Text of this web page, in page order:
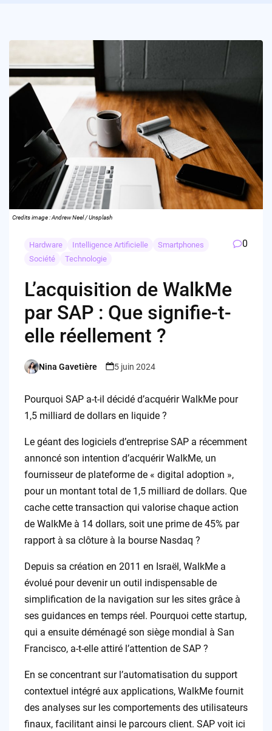
Credits image : Andrew Neel / Unsplash
Hardware Intelligence Artificielle
Smartphones
Société
Technologie
0
L’acquisition de WalkMe
par SAP : Que signifie-t-
elle réellement ?
Posted
Nina Gavetière 5 juin 2024
Pourquoi SAP a-t-il décidé d’acquérir WalkMe pour
1,5 milliard de dollars en liquide ?
Le géant des logiciels d’entreprise SAP a récemment
annoncé son intention d’acquérir WalkMe, un
fournisseur de plateforme de « digital adoption »,
pour un montant total de 1,5 milliard de dollars. Que
cache cette transaction qui valorise chaque action
de WalkMe à 14 dollars, soit une prime de 45% par
rapport à sa clôture à la bourse Nasdaq ?
Depuis sa création en 2011 en Israël, WalkMe a
évolué pour devenir un outil indispensable de
simplification de la navigation sur les sites grâce à
ses guidances en temps réel. Pourquoi cette startup,
qui a ensuite déménagé son siège mondial à San
Francisco, a-t-elle attiré l’attention de SAP ?
En se concentrant sur l’automatisation du support
contextuel intégré aux applications, WalkMe fournit
des analyses sur les comportements des utilisateurs
finaux, facilitant ainsi le parcours client. SAP voit ici